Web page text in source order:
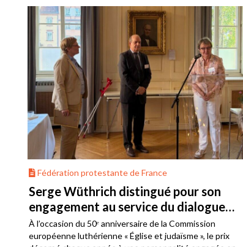
Fédération protestante de France
Serge Wüthrich distingué pour son
engagement au service du dialogue
judéo-chrétien
À l’occasion du 50ᵉ anniversaire de la Commission
européenne luthérienne « Église et judaïsme », le prix